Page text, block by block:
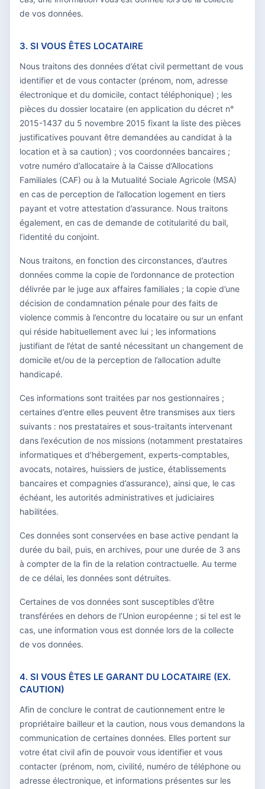
de vos données.
3. SI VOUS ÊTES LOCATAIRE
Nous traitons des données d’état civil permettant de vous
identifier et de vous contacter (prénom, nom, adresse
électronique et du domicile, contact téléphonique) ; les
pièces du dossier locataire (en application du décret n°
2015-1437 du 5 novembre 2015 fixant la liste des pièces
justificatives pouvant être demandées au candidat à la
location et à sa caution) ; vos coordonnées bancaires ;
votre numéro d’allocataire à la Caisse d’Allocations
Familiales (CAF) ou à la Mutualité Sociale Agricole (MSA)
en cas de perception de l’allocation logement en tiers
payant et votre attestation d’assurance. Nous traitons
également, en cas de demande de cotitularité du bail,
l’identité du conjoint.
Nous traitons, en fonction des circonstances, d’autres
données comme la copie de l’ordonnance de protection
délivrée par le juge aux affaires familiales ; la copie d’une
décision de condamnation pénale pour des faits de
violence commis à l’encontre du locataire ou sur un enfant
qui réside habituellement avec lui ; les informations
justifiant de l’état de santé nécessitant un changement de
domicile et/ou de la perception de l’allocation adulte
handicapé.
Ces informations sont traitées par nos gestionnaires ;
certaines d’entre elles peuvent être transmises aux tiers
suivants : nos prestataires et sous-traitants intervenant
dans l’exécution de nos missions (notamment prestataires
informatiques et d’hébergement, experts-comptables,
avocats, notaires, huissiers de justice, établissements
bancaires et compagnies d’assurance), ainsi que, le cas
échéant, les autorités administratives et judiciaires
habilitées.
Ces données sont conservées en base active pendant la
durée du bail, puis, en archives, pour une durée de 3 ans
à compter de la fin de la relation contractuelle. Au terme
de ce délai, les données sont détruites.
Certaines de vos données sont susceptibles d’être
transférées en dehors de l’Union européenne ; si tel est le
cas, une information vous est donnée lors de la collecte
de vos données.
4. SI VOUS ÊTES LE GARANT DU LOCATAIRE (EX.
CAUTION)
Afin de conclure le contrat de cautionnement entre le
propriétaire bailleur et la caution, nous vous demandons la
communication de certaines données. Elles portent sur
votre état civil afin de pouvoir vous identifier et vous
contacter (prénom, nom, civilité, numéro de téléphone ou
adresse électronique, et informations présentes sur les